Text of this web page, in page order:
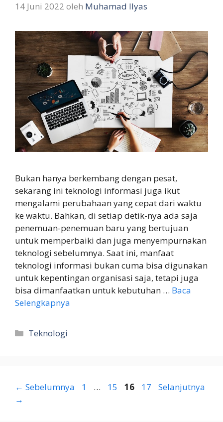
14 Juni 2022 oleh Muhamad Ilyas
Bukan hanya berkembang dengan pesat,
sekarang ini teknologi informasi juga ikut
mengalami perubahaan yang cepat dari waktu
ke waktu. Bahkan, di setiap detik-nya ada saja
penemuan-penemuan baru yang bertujuan
untuk memperbaiki dan juga menyempurnakan
teknologi sebelumnya. Saat ini, manfaat
teknologi informasi bukan cuma bisa digunakan
untuk kepentingan organisasi saja, tetapi juga
bisa dimanfaatkan untuk kebutuhan … Baca
Selengkapnya
Kategori
Teknologi
← Sebelumnya Halaman
1 … Halaman
15 Halaman
16 Halaman
17
Selanjutnya
→